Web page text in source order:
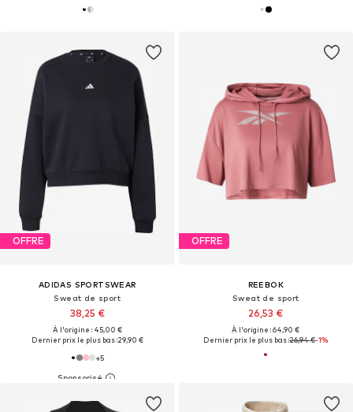
OFFRE
ADIDAS SPORTSWEAR
Sweat de sport
38,25 €
À l'origine : 45,00 €
Dernier prix le plus bas :29,90 €
+5
OFFRE
REEBOK
Sweat de sport
26,53 €
À l'origine : 64,90 €
Dernier prix le plus bas :26,94 €-1%